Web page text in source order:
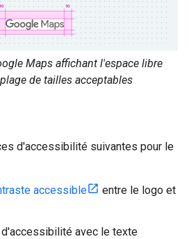
Maps affichant l'espace libre
de tailles acceptables
d'accessibilité suivantes pour le
accessible
entre le logo et
avec le texte